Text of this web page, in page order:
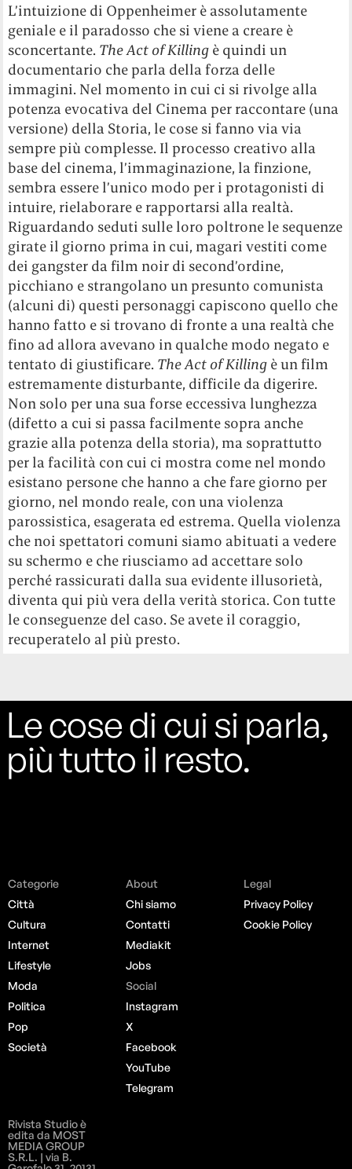
L’intuizione di Oppenheimer è assolutamente
geniale e il paradosso che si viene a creare è
sconcertante. The Act of Killing è quindi un
documentario che parla della forza delle
immagini. Nel momento in cui ci si rivolge alla
potenza evocativa del Cinema per raccontare (una
versione) della Storia, le cose si fanno via via
sempre più complesse. Il processo creativo alla
base del cinema, l’immaginazione, la finzione,
sembra essere l’unico modo per i protagonisti di
intuire, rielaborare e rapportarsi alla realtà.
Riguardando seduti sulle loro poltrone le sequenze
girate il giorno prima in cui, magari vestiti come
dei gangster da film noir di second’ordine,
picchiano e strangolano un presunto comunista
(alcuni di) questi personaggi capiscono quello che
hanno fatto e si trovano di fronte a una realtà che
fino ad allora avevano in qualche modo negato e
tentato di giustificare. The Act of Killing è un film
estremamente disturbante, difficile da digerire.
Non solo per una sua forse eccessiva lunghezza
(difetto a cui si passa facilmente sopra anche
grazie alla potenza della storia), ma soprattutto
per la facilità con cui ci mostra come nel mondo
esistano persone che hanno a che fare giorno per
giorno, nel mondo reale, con una violenza
parossistica, esagerata ed estrema. Quella violenza
che noi spettatori comuni siamo abituati a vedere
su schermo e che riusciamo ad accettare solo
perché rassicurati dalla sua evidente illusorietà,
diventa qui più vera della verità storica. Con tutte
le conseguenze del caso. Se avete il coraggio,
recuperatelo al più presto.
Le cose di cui si parla,
più tutto il resto.
Categorie
Città
Cultura
Internet
Lifestyle
Moda
Politica
Pop
Società
About
Chi siamo
Contatti
Mediakit
Jobs
Social
Instagram
X
Facebook
YouTube
Telegram
Legal
Privacy Policy
Cookie Policy
Rivista Studio è
edita da MOST
MEDIA GROUP
S.R.L. | via B.